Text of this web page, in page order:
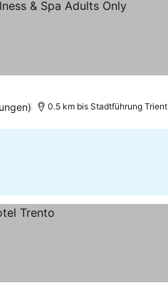
0.5 km bis Stadtführung Trient